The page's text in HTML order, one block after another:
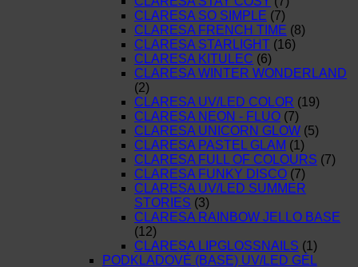
CLARESA SO SIMPLE (7)
CLARESA FRENCH TIME (8)
CLARESA STARLIGHT (16)
CLARESA KITULEC (6)
CLARESA WINTER WONDERLAND
(2)
CLARESA UV/LED COLOR (19)
CLARESA NEON - FLUO (7)
CLARESA UNICORN GLOW (5)
CLARESA PASTEL GLAM (1)
CLARESA FULL OF COLOURS (7)
CLARESA FUNKY DISCO (7)
CLARESA UV/LED SUMMER
STORIES (3)
CLARESA RAINBOW JELLO BASE
(12)
CLARESA LIPGLOSSNAILS (1)
PODKLADOVÉ (BASE) UV/LED GÉL